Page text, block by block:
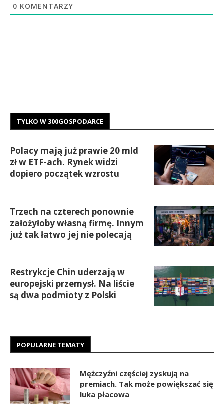
0 KOMENTARZY
TYLKO W 300GOSPODARCE
Polacy mają już prawie 20 mld
zł w ETF-ach. Rynek widzi
dopiero początek wzrostu
Trzech na czterech ponownie
założyłoby własną firmę. Innym
już tak łatwo jej nie polecają
Restrykcje Chin uderzają w
europejski przemysł. Na liście
są dwa podmioty z Polski
POPULARNE TEMATY
Mężczyźni częściej zyskują na
premiach. Tak może powiększać się
luka płacowa